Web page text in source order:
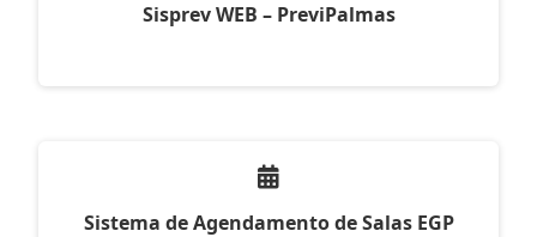
Sisprev WEB – PreviPalmas
Sistema de Agendamento de Salas EGP